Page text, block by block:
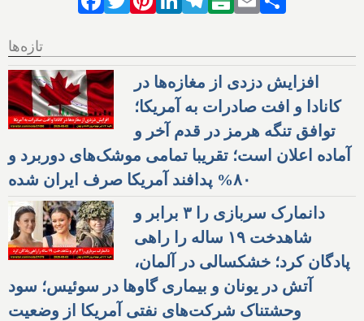
تازه‌ها
افزایش دزدی از مغازه‌ها در
کانادا و افت صادرات به آمریکا؛
توافق تنگه هرمز در قدم آخر و
آماده اعلان است؛ تقریبا تمامی موشک‌های دوربرد و
۸۰% پدافند آمریکا صرف ایران شده
دانمارک سربازی را ۳ برابر و
شاهدخت ۱۹ ساله را راهی
پادگان کرد؛ خشکسالی در آلمان،
آتش در یونان و بیماری گاوها در سوئیس؛ سود
وحشتناک شرکت‌های نفتی آمریکا از وضعیت